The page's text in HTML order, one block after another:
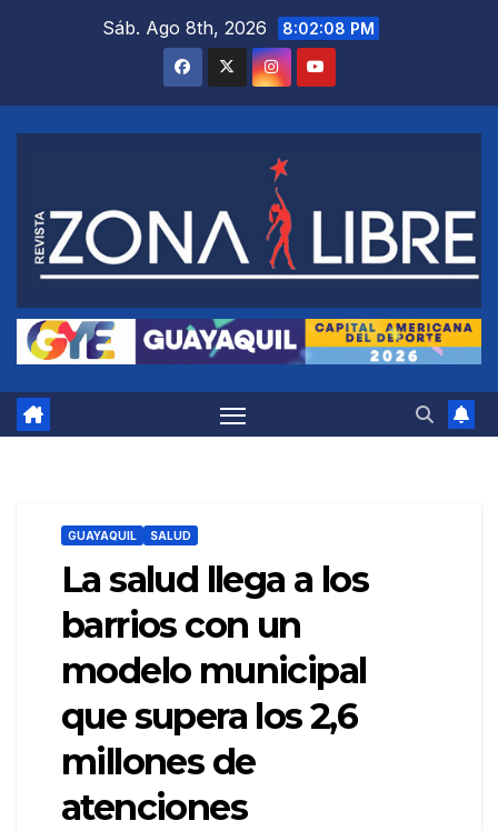
Sáb. Ago 8th, 2026 8:02:09 PM
GUAYAQUIL SALUD
La salud llega a los
barrios con un
modelo municipal
que supera los 2,6
millones de
atenciones